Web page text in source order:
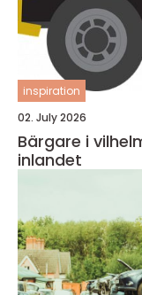
inspiration
02. July 2026
Bärgare i vilhelmina trygg hjälp på
inlandet